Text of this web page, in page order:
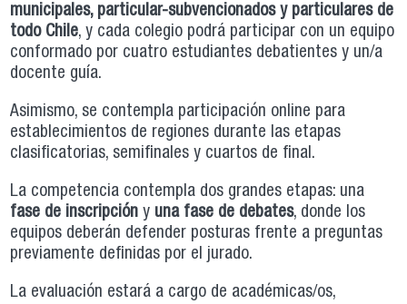
municipales, particular-subvencionados y particulares de
todo Chile, y cada colegio podrá participar con un equipo
conformado por cuatro estudiantes debatientes y un/a
docente guía.
Asimismo, se contempla participación online para
establecimientos de regiones durante las etapas
clasificatorias, semifinales y cuartos de final.
La competencia contempla dos grandes etapas: una
fase de inscripción y una fase de debates, donde los
equipos deberán defender posturas frente a preguntas
previamente definidas por el jurado.
La evaluación estará a cargo de académicas/os,